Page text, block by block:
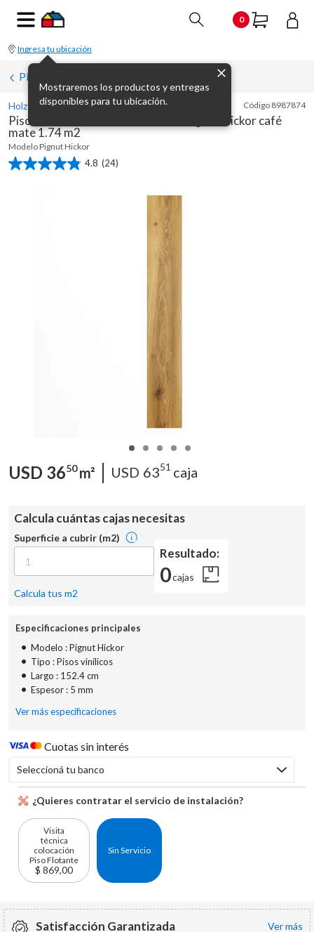
0
Ingresa tu ubicación
Mostraremos los productos y entregas
disponibles para tu ubicación.
Pisos vinílicos
Holztek Código 8987874
Piso vinílico maderado SPC 5 mm Pignut Hickor café
mate 1.74 m2
ModeloPignut Hickor
4.8 (24)
4.8
USD 3650 m² USD 6351 caja
Calcula cuántas cajas necesitas
Superficie a cubrir (m2)
Calcula tus m2
Resultado:
0cajas
Especificaciones principales
• Modelo : Pignut Hickor
• Tipo : Pisos vinílicos
• Largo : 152.4 cm
• Espesor : 5 mm
Ver más especificaciones
Cuotas sin interés
Seleccioná tu banco
¿Quieres contratar el servicio de instalación?
Visita
técnica
colocación
Piso Flotante
$ 869,00
Sin Servicio
Satisfacción Garantizada
ver más